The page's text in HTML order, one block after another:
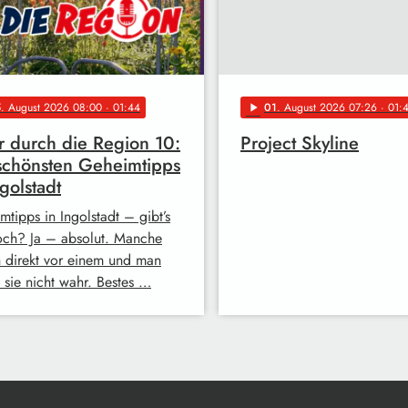
. August 2026 08:00 · 01:44
durch die Region 10:
Geheimtipps
in Ingolstadt – gibt’s
Ja – absolut. Manche
direkt vor einem und man
sie nicht wahr. Bestes …
play_arrow 01. August 2026 07:26 ·
Project Skyline